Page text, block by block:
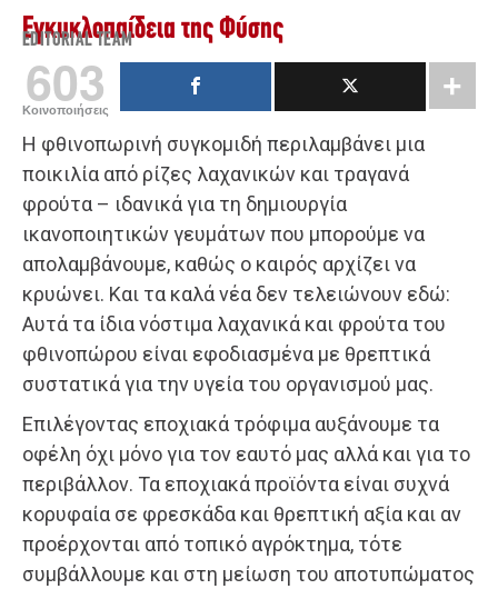
Εγκυκλοπαίδεια της Φύσης
EDITORIAL TEAM
603
Κοινοποιήσεις
Η φθινοπωρινή συγκομιδή περιλαμβάνει μια
ποικιλία από ρίζες λαχανικών και τραγανά
φρούτα – ιδανικά για τη δημιουργία
ικανοποιητικών γευμάτων που μπορούμε να
απολαμβάνουμε, καθώς ο καιρός αρχίζει να
κρυώνει. Και τα καλά νέα δεν τελειώνουν εδώ:
Αυτά τα ίδια νόστιμα λαχανικά και φρούτα του
φθινοπώρου είναι εφοδιασμένα με θρεπτικά
συστατικά για την υγεία του οργανισμού μας.
Επιλέγοντας εποχιακά τρόφιμα αυξάνουμε τα
οφέλη όχι μόνο για τον εαυτό μας αλλά και για το
περιβάλλον. Τα εποχιακά προϊόντα είναι συχνά
κορυφαία σε φρεσκάδα και θρεπτική αξία και αν
προέρχονται από τοπικό αγρόκτημα, τότε
συμβάλλουμε και στη μείωση του αποτυπώματος